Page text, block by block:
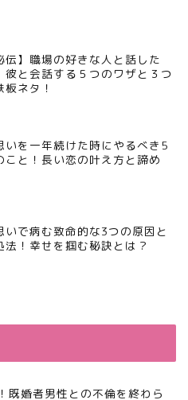
伝】職場の好きな人と話した
彼と会話する５つのワザと３つ
板ネタ！
いを一年続けた時にやるべき5
こと！長い恋の叶え方と諦め
いで病む致命的な3つの原因と
法！幸せを掴む秘訣とは？
既婚者男性との不倫を終わら